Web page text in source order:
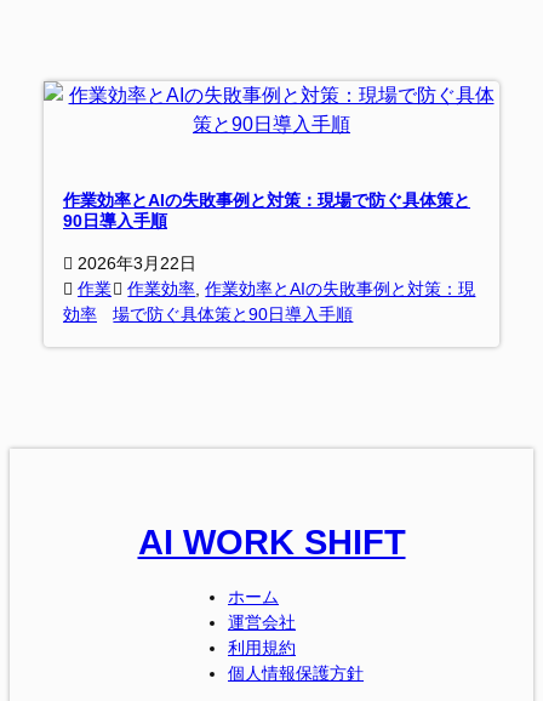
作業効率とAIの失敗事例と対策：現場で防ぐ具体策と
90日導入手順
2026年3月22日
作業
効率
作業効率, 作業効率とAIの失敗事例と対策：現
場で防ぐ具体策と90日導入手順
AI WORK SHIFT
ホーム
運営会社
利用規約
個人情報保護方針